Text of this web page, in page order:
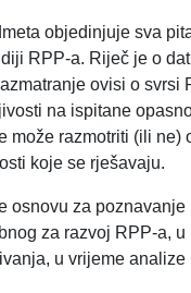
objedinjuje sva
RPP-a. Riječ je o
ovisi o svrsi
na ispitane
može razmotriti (ili ne)
koje se rješavaju.
osnovu za poznavanje
za razvoj RPP-a,
u vrijeme analize